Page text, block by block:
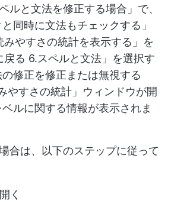
ルと文法を修正する場合」で、
と同時に文法もチェックする」
みやすさの統計を表示する」を
る 6.スペルと文法」を選択す
修正を修正または無視する
やすさの統計」ウィンドウが開
ルに関する情報が表示されま
合は、以下のステップに従って
く